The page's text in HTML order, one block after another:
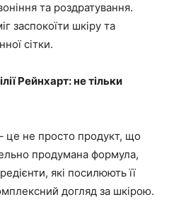
та роздратування.
заспокоїти шкіру та
сітки.
Рейнхарт: не тільки
це не просто продукт, що
продумана формула,
які посилюють її
догляд за шкірою.